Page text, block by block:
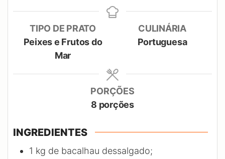
TIPO DE PRATO
Peixes e Frutos do
Mar
CULINÁRIA
Portuguesa
PORÇÕES
8 porções
INGREDIENTES
1 kg de bacalhau dessalgado;